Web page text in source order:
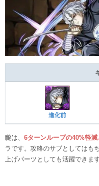
進化前
朧は、 6ターンループの40%軽
ラです。攻略のサブとしてはも
上げパーツとしても活躍できます